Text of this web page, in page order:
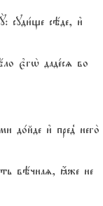
сёде, и3
є3гw2 даде1сz во
и3 пред8 него2
вёчнаz, ћже не